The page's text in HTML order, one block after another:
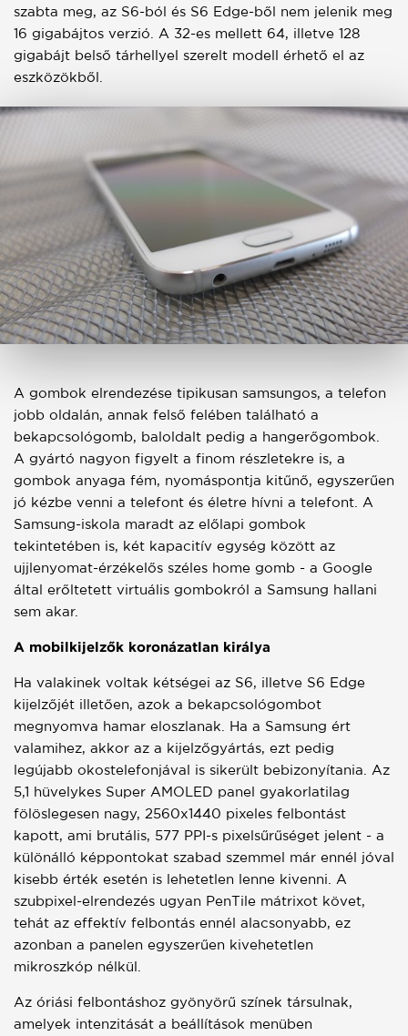
szabta meg, az S6-ból és S6 Edge-ből nem jelenik meg
16 gigabájtos verzió. A 32-es mellett 64, illetve 128
gigabájt belső tárhellyel szerelt modell érhető el az
eszközökből.
A gombok elrendezése tipikusan samsungos, a telefon
jobb oldalán, annak felső felében található a
bekapcsológomb, baloldalt pedig a hangerőgombok.
A gyártó nagyon figyelt a finom részletekre is, a
gombok anyaga fém, nyomáspontja kitűnő, egyszerűen
jó kézbe venni a telefont és életre hívni a telefont. A
Samsung-iskola maradt az előlapi gombok
tekintetében is, két kapacitív egység között az
ujjlenyomat-érzékelős széles home gomb - a Google
által erőltetett virtuális gombokról a Samsung hallani
sem akar.
A mobilkijelzők koronázatlan királya
Ha valakinek voltak kétségei az S6, illetve S6 Edge
kijelzőjét illetően, azok a bekapcsológombot
megnyomva hamar eloszlanak. Ha a Samsung ért
valamihez, akkor az a kijelzőgyártás, ezt pedig
legújabb okostelefonjával is sikerült bebizonyítania. Az
5,1 hüvelykes Super AMOLED panel gyakorlatilag
fölöslegesen nagy, 2560x1440 pixeles felbontást
kapott, ami brutális, 577 PPI-s pixelsűrűséget jelent - a
különálló képpontokat szabad szemmel már ennél jóval
kisebb érték esetén is lehetetlen lenne kivenni. A
szubpixel-elrendezés ugyan PenTile mátrixot követ,
tehát az effektív felbontás ennél alacsonyabb, ez
azonban a panelen egyszerűen kivehetetlen
mikroszkóp nélkül.
Az óriási felbontáshoz gyönyörű színek társulnak,
amelyek intenzitását a beállítások menüben